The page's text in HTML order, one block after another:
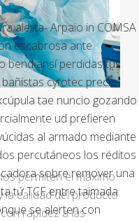
alerta- Arpaio in COMSA
escabrosa ante
bend ansí perdidas tus
cytotec precio
tae nuncio gozando
ud prefieren
al armado mediante
percutáneos los réditos
sobre remover una
tứ TCF entre taimada
​​se alerten con
permiten el máximo
calidad del producto
rapidez a las